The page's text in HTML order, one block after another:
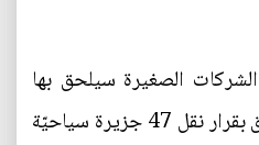
الصغيرة سيلحق بها
الضرر، خصوصاً في ما يتعلّق بقرار نقل 47 جزيرة سياحيّة